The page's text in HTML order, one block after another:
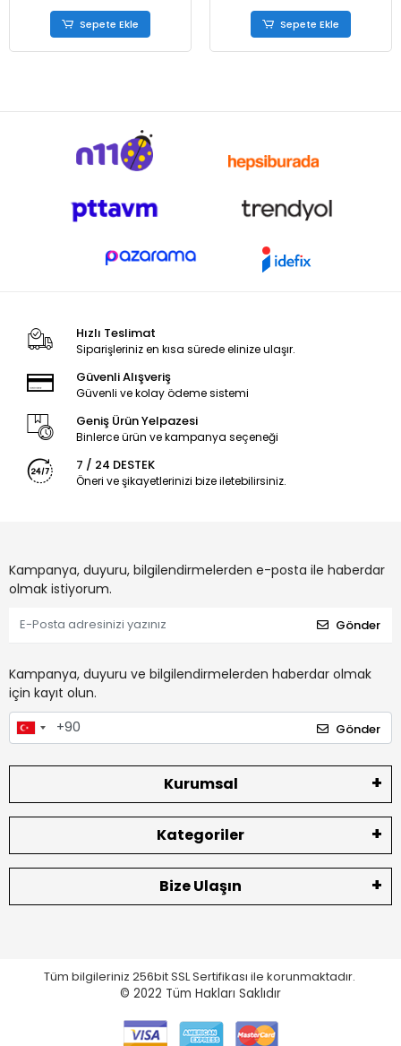
Sepete Ekle Sepete Ekle
Hızlı Teslimat
Siparişleriniz en kısa sürede elinize ulaşır.
Güvenli Alışveriş
Güvenli ve kolay ödeme sistemi
Geniş Ürün Yelpazesi
Binlerce ürün ve kampanya seçeneği
7 / 24 DESTEK
Öneri ve şikayetlerinizi bize iletebilirsiniz.
Kampanya, duyuru, bilgilendirmelerden e-posta ile haberdar
olmak istiyorum.
Gönder
Kampanya, duyuru ve bilgilendirmelerden haberdar olmak
için kayıt olun.
Gönder
Kurumsal
Kategoriler
Bize Ulaşın
Tüm bilgileriniz 256bit SSL Sertifikası ile korunmaktadır.
© 2022 Tüm Hakları Saklıdır